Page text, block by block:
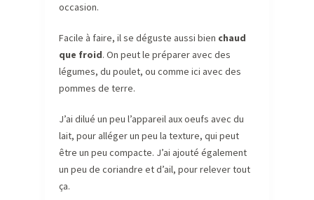
occasion.
Facile à faire, il se déguste aussi bien chaud
que froid. On peut le préparer avec des
légumes, du poulet, ou comme ici avec des
pommes de terre.
J’ai dilué un peu l’appareil aux oeufs avec du
lait, pour alléger un peu la texture, qui peut
être un peu compacte. J’ai ajouté également
un peu de coriandre et d’ail, pour relever tout
ça.